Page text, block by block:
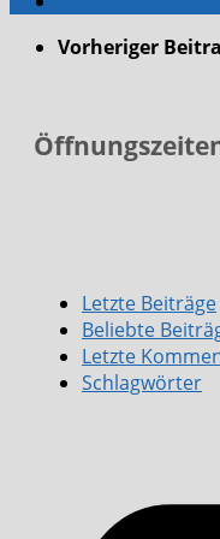
Vorheriger
Letzte Beiträge
Beliebte
Letzte
Schlagwörter